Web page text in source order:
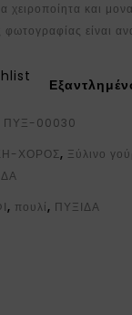
χειροποίητα και
φωτογραφίας είναι
ΠΥΞ-00030
ΧΟΡΟΣ, Ξύλινο
, πουλί, ΠΥΞΙΔΑ